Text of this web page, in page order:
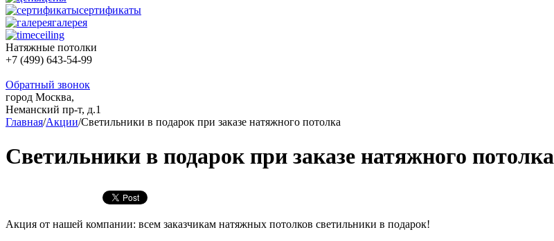
сертификаты
галерея
Натяжные потолки
+7 (499) 643-54-99
Обратный звонок
город Москва,
Неманский пр-т, д.1
Главная/Акции/Светильники в подарок при заказе натяжного потолка
Светильники в подарок при заказе натяжного потолка
Акция от нашей компании: всем заказчикам натяжных потолков светильники в подарок!